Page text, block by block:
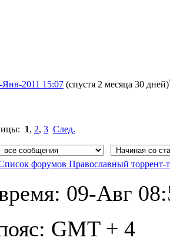
Янв-2011 15:07 (спустя 2 месяца 30 дней)
1, 2, 3 След.
форумов Православный торрент-
09-Авг
GMT + 4